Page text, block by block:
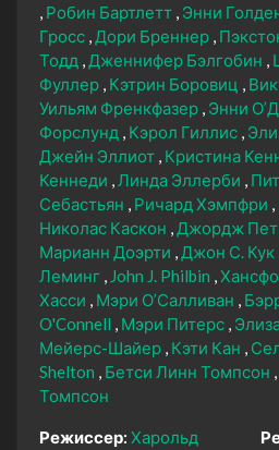
Робин Бартлетт Энни
Гросс Дори Бреннер
Тодд
Дженнифер Бэлгобин
Фуллер Кэтрин Боровиц
Уильям Френкфазер Энни
Форслунд
Кэрол Гиллис
Джейн Эллиот Кристина
Кеннеди
Линда Эллерби
Себастьян
Ричард Хэмпфри
Николас Каскон
Джордж
Марианн Доэрти
Джон С. Кук
Леминг
John J. Philbin
Хасси
Мэри О’Салливан
O'Connell
Мэри Питерс
Мейерс-Шайер Кэти Кан
Shelton
Бетси Линн Томпсон
Томпсон
Режиссер: Харольд